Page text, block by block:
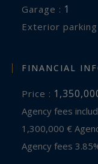
garage : 1
exterior
FINANCIAL
Price :
Agency fees
1,300,000 €
Agency fees